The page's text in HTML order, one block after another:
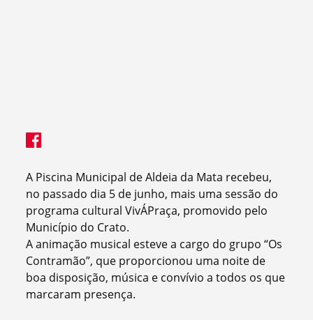
A Piscina Municipal de Aldeia da Mata recebeu,
no passado dia 5 de junho, mais uma sessão do
programa cultural VivÁPraça, promovido pelo
Município do Crato.
A animação musical esteve a cargo do grupo “Os
Contramão”, que proporcionou uma noite de
boa disposição, música e convívio a todos os que
marcaram presença.